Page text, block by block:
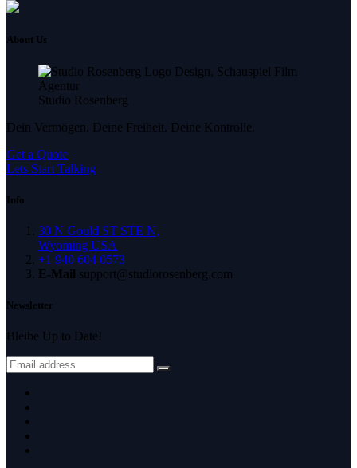
About Us
Studio Rosenberg
Dein Vermögen. Deine Freiheit. Deine Kontrolle.
Get a Quote
Lets Start Talking
Info
30 N Gould ST STE N,
Wyoming USA
+1 940 604 0573
E-Mail support@studiorosenberg.com
Newsletter
Bleibe Up to Date!